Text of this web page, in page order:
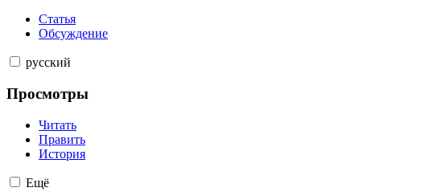
Статья
Обсуждение
русский
Просмотры
Читать
Править
История
Ещё